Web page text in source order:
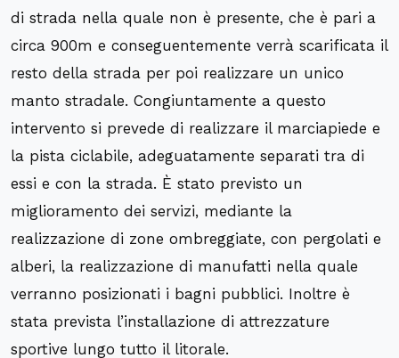
di strada nella quale non è presente, che è pari a
circa 900m e conseguentemente verrà scarificata il
resto della strada per poi realizzare un unico
manto stradale. Congiuntamente a questo
intervento si prevede di realizzare il marciapiede e
la pista ciclabile, adeguatamente separati tra di
essi e con la strada. È stato previsto un
miglioramento dei servizi, mediante la
realizzazione di zone ombreggiate, con pergolati e
alberi, la realizzazione di manufatti nella quale
verranno posizionati i bagni pubblici. Inoltre è
stata prevista l’installazione di attrezzature
sportive lungo tutto il litorale.